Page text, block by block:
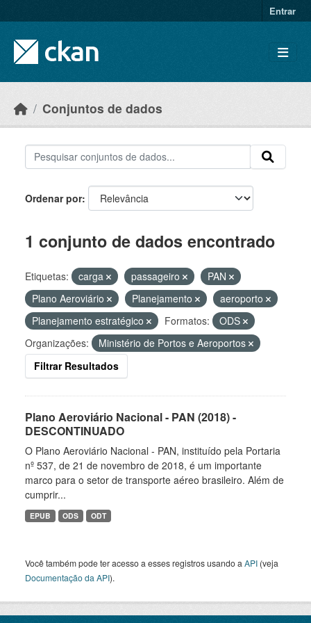
Entrar
Conjuntos de dados
Ordenar por
1 conjunto de dados encontrado
Etiquetas: carga passageiro
PAN
Plano Aeroviário
Planejamento
aeroporto
Planejamento estratégico
Formatos:
ODS
Organizações:
Ministério de Portos e Aeroportos
Filtrar Resultados
Plano Aeroviário Nacional - PAN (2018) -
DESCONTINUADO
O Plano Aeroviário Nacional - PAN, instituído pela Portaria
nº 537, de 21 de novembro de 2018, é um importante
marco para o setor de transporte aéreo brasileiro. Além de
cumprir...
EPUB ODS ODT
Você também pode ter acesso a esses registros usando a API (veja
Documentação da API).